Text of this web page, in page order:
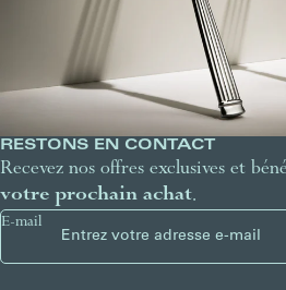
RESTONS EN CONTACT
Recevez nos offres exclusives et
votre prochain achat.
E-mail